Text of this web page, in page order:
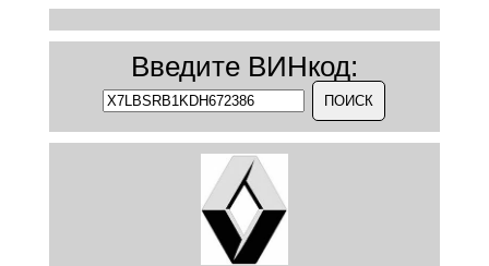
Введите ВИНкод: